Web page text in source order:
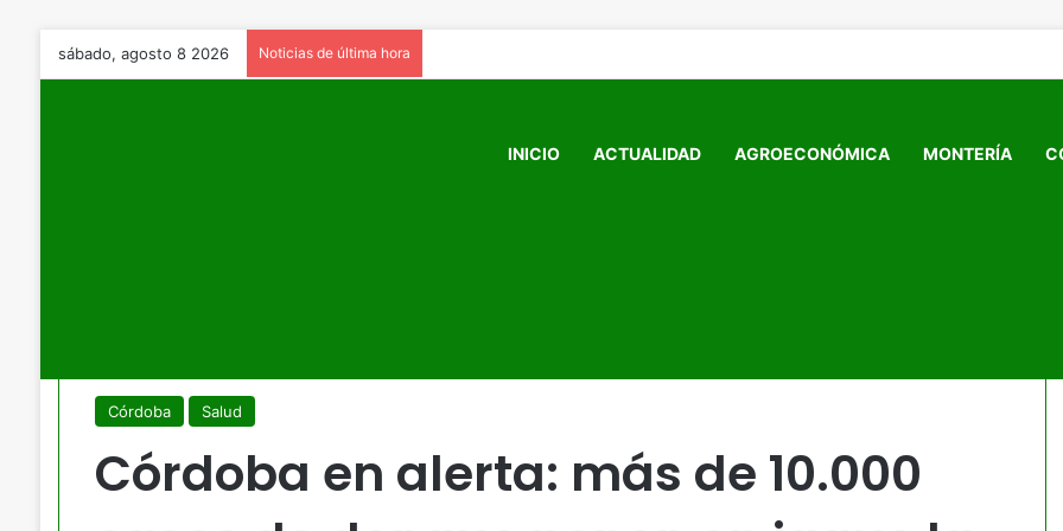
sábado, agosto 8 2026 Noticias de última hora
INICIO ACTUALIDAD AGROECONÓMICA MONTERÍA
Córdoba Salud
Córdoba en alerta: más de 10.000